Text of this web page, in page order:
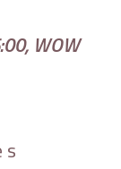
WOW
s